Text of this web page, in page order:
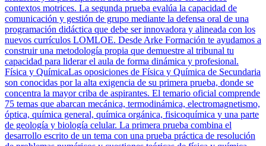
contextos motrices. La segunda prueba evalúa la capacidad de
comunicación y gestión de grupo mediante la defensa oral de una
programación didáctica que debe ser innovadora y alineada con los
nuevos currículos LOMLOE. Desde Arke Formación te ayudamos a
construir una metodología propia que demuestre al tribunal tu
capacidad para liderar el aula de forma dinámica y profesional.
Física y QuímicaLas oposiciones de Física y Química de Secundaria
son conocidas por la alta exigencia de su primera prueba, donde se
concentra la mayor criba de aspirantes. El temario oficial comprende
75 temas que abarcan mecánica, termodinámica, electromagnetismo,
óptica, química general, química orgánica, fisicoquímica y una parte
de geología y biología celular. La primera prueba combina el
desarrollo escrito de un tema con una prueba práctica de resolución